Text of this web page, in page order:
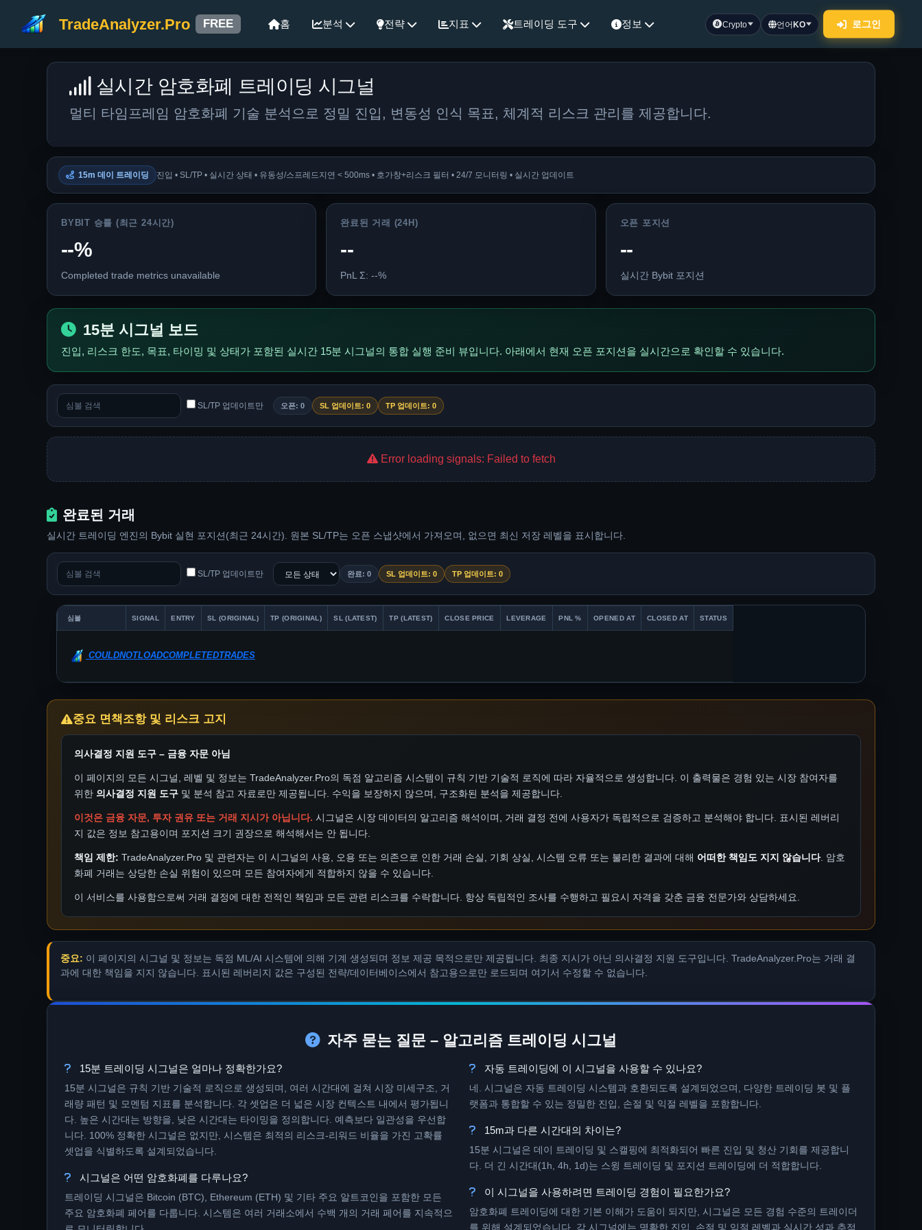
TradeAnalyzer.Pro FREE 홈 분석 전략 지표 트레이딩 도구 정보 Crypto 언어KO 로그인
실시간 암호화폐 트레이딩 시그널
멀티 타임프레임 암호화폐 기술 분석으로 정밀 진입, 변동성 인식 목표, 체계적 리스크 관리를 제공합니다.
15m 데이 트레이딩 진입 • SL/TP • 실시간 상태 • 유동성/스프레드지연 < 500ms • 호가창+리스크 필터 • 24/7 모니터링 • 실시간 업데이트
BYBIT 승률 (최근 24시간)
--%
Completed trade metrics unavailable
완료된 거래 (24H)
--
PnL Σ: --%
오픈 포지션
--
실시간 Bybit 포지션
15분 시그널 보드
진입, 리스크 한도, 목표, 타이밍 및 상태가 포함된 실시간 15분 시그널의 통합 실행 준비 뷰입니다. 아래에서 현재 오픈 포지션을 실시간으로 확인할 수 있습니다.
SL/TP 업데이트만 오픈: 0 SL 업데이트: 0 TP 업데이트: 0
Error loading signals: Failed to fetch
완료된 거래
실시간 트레이딩 엔진의 Bybit 실현 포지션(최근 24시간). 원본 SL/TP는 오픈 스냅샷에서 가져오며, 없으면 최신 저장 레벨을 표시합니다.
SL/TP 업데이트만 완료: 0 SL 업데이트: 0 TP 업데이트: 0
심볼 SIGNAL ENTRY SL (ORIGINAL) TP (ORIGINAL) SL (LATEST) TP (LATEST) CLOSE PRICE LEVERAGE PNL % OPENED AT CLOSED AT STATUS
COULDNOTLOADCOMPLETEDTRADES
중요 면책조항 및 리스크 고지
의사결정 지원 도구 – 금융 자문 아님
이 페이지의 모든 시그널, 레벨 및 정보는 TradeAnalyzer.Pro의 독점 알고리즘 시스템이 규칙 기반 기술적 로직에 따라 자율적으로 생성합니다. 이 출력물은 경험 있는 시장 참여자를
위한 의사결정 지원 도구 및 분석 참고 자료로만 제공됩니다. 수익을 보장하지 않으며, 구조화된 분석을 제공합니다.
이것은 금융 자문, 투자 권유 또는 거래 지시가 아닙니다. 시그널은 시장 데이터의 알고리즘 해석이며, 거래 결정 전에 사용자가 독립적으로 검증하고 분석해야 합니다. 표시된 레버리
지 값은 정보 참고용이며 포지션 크기 권장으로 해석해서는 안 됩니다.
책임 제한: TradeAnalyzer.Pro 및 관련자는 이 시그널의 사용, 오용 또는 의존으로 인한 거래 손실, 기회 상실, 시스템 오류 또는 불리한 결과에 대해 어떠한 책임도 지지 않습니다. 암호
화폐 거래는 상당한 손실 위험이 있으며 모든 참여자에게 적합하지 않을 수 있습니다.
이 서비스를 사용함으로써 거래 결정에 대한 전적인 책임과 모든 관련 리스크를 수락합니다. 항상 독립적인 조사를 수행하고 필요시 자격을 갖춘 금융 전문가와 상담하세요.
중요: 이 페이지의 시그널 및 정보는 독점 ML/AI 시스템에 의해 기계 생성되며 정보 제공 목적으로만 제공됩니다. 최종 지시가 아닌 의사결정 지원 도구입니다. TradeAnalyzer.Pro는 거래 결
과에 대한 책임을 지지 않습니다. 표시된 레버리지 값은 구성된 전략/데이터베이스에서 참고용으로만 로드되며 여기서 수정할 수 없습니다.
자주 묻는 질문 – 알고리즘 트레이딩 시그널
15분 트레이딩 시그널은 얼마나 정확한가요?
15분 시그널은 규칙 기반 기술적 로직으로 생성되며, 여러 시간대에 걸쳐 시장 미세구조, 거
래량 패턴 및 모멘텀 지표를 분석합니다. 각 셋업은 더 넓은 시장 컨텍스트 내에서 평가됩니
다. 높은 시간대는 방향을, 낮은 시간대는 타이밍을 정의합니다. 예측보다 일관성을 우선합
니다. 100% 정확한 시그널은 없지만, 시스템은 최적의 리스크-리워드 비율을 가진 고확률
셋업을 식별하도록 설계되었습니다.
시그널은 어떤 암호화폐를 다루나요?
트레이딩 시그널은 Bitcoin (BTC), Ethereum (ETH) 및 기타 주요 알트코인을 포함한 모든
주요 암호화폐 페어를 다룹니다. 시스템은 여러 거래소에서 수백 개의 거래 페어를 지속적으
자동 트레이딩에 이 시그널을 사용할 수 있나요?
네. 시그널은 자동 트레이딩 시스템과 호환되도록 설계되었으며, 다양한 트레이딩 봇 및 플
랫폼과 통합할 수 있는 정밀한 진입, 손절 및 익절 레벨을 포함합니다.
15m과 다른 시간대의 차이는?
15분 시그널은 데이 트레이딩 및 스캘핑에 최적화되어 빠른 진입 및 청산 기회를 제공합니
다. 더 긴 시간대(1h, 4h, 1d)는 스윙 트레이딩 및 포지션 트레이딩에 더 적합합니다.
이 시그널을 사용하려면 트레이딩 경험이 필요한가요?
암호화폐 트레이딩에 대한 기본 이해가 도움이 되지만, 시그널은 모든 경험 수준의 트레이더
를 위해 설계되었습니다. 각 시그널에는 명확한 진입, 손절 및 익절 레벨과 실시간 성과 추적